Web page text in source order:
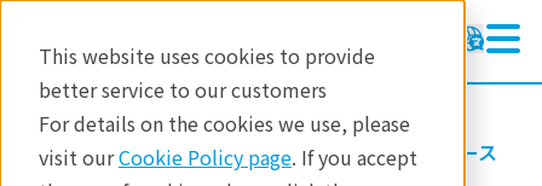
This website uses cookies to provide
better service to our customers
For details on the cookies we use, please
visit ourCookie Policy page. If you accept
リガクについて お知らせ・プレスリリース